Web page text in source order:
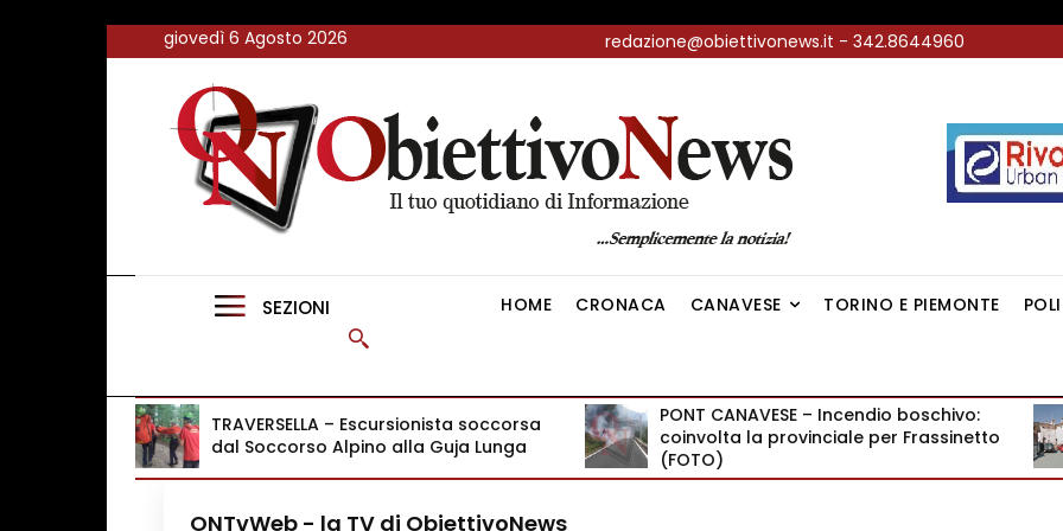
FLASH NEWS
NEWS DAL RESTO D’ITALIA
CANAVESELOCAL
giovedì 6 Agosto 2026
redazione@obiettivonews.it - 342.8644960
SEZIONI HOME CRONACA CANAVESE TORINO E PIEMONTE
TRAVERSELLA – Escursionista soccorsa
dal Soccorso Alpino alla Guja Lunga
PONT CANAVESE – Incendio boschivo:
coinvolta la provinciale per Frassinetto
(FOTO)
ONTvWeb - la TV di ObiettivoNews